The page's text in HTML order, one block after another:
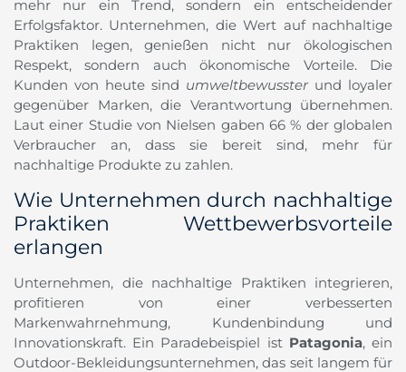
mehr nur ein Trend, sondern ein entscheidender
Erfolgsfaktor. Unternehmen, die Wert auf nachhaltige
Praktiken legen, genießen nicht nur ökologischen
Respekt, sondern auch ökonomische Vorteile. Die
Kunden von heute sind umweltbewussterund loyaler
gegenüber Marken, die Verantwortung übernehmen.
Laut einer Studie von Nielsen gaben 66 % der globalen
Verbraucher an, dass sie bereit sind, mehr für
nachhaltige Produkte zu zahlen.
Wie Unternehmen durch nachhaltige
Praktiken Wettbewerbsvorteile
erlangen
Unternehmen, die nachhaltige Praktiken integrieren,
profitieren von einer verbesserten
Markenwahrnehmung, Kundenbindung und
Innovationskraft. Ein Paradebeispiel ist Patagonia, ein
Outdoor-Bekleidungsunternehmen, das seit langem für